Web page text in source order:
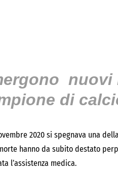
nuovi
di
2020 si spegnava una
hanno da subito destato
l’assistenza medica.